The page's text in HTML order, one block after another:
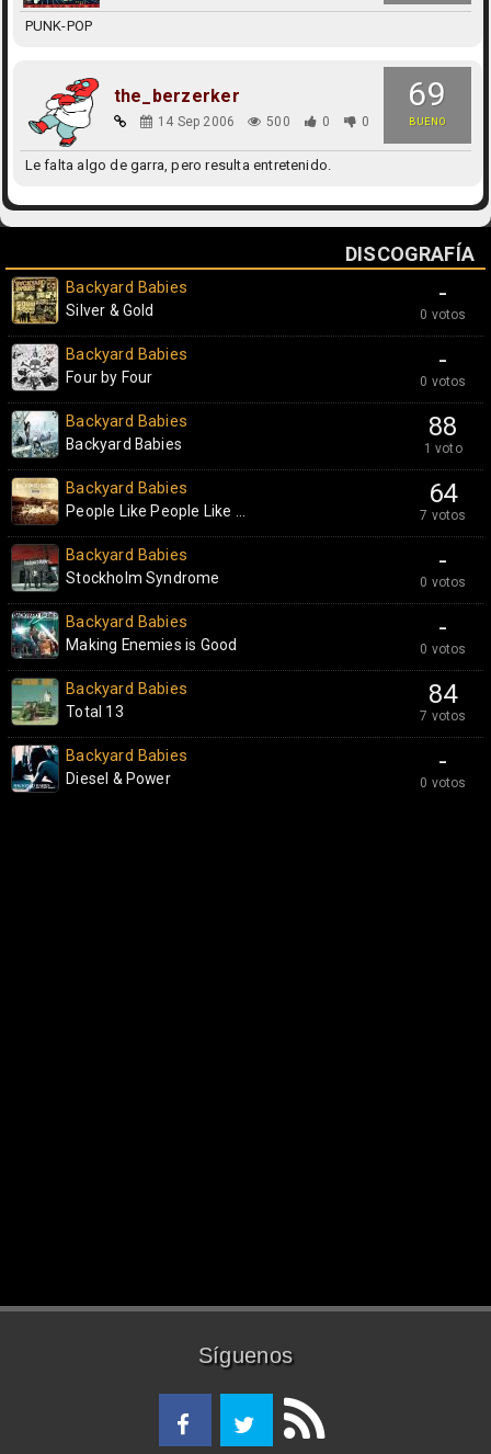
PUNK-POP
69
BUENO
the_berzerker
14 Sep 2006 500 0 0
Le falta algo de garra, pero resulta entretenido.
DISCOGRAFÍA
-
0 votos
Backyard Babies
Silver & Gold
-
0 votos
Backyard Babies
Four by Four
88
1 voto
Backyard Babies
Backyard Babies
64
7 votos
Backyard Babies
People Like People Like ...
-
0 votos
Backyard Babies
Stockholm Syndrome
-
0 votos
Backyard Babies
Making Enemies is Good
84
7 votos
Backyard Babies
Total 13
-
0 votos
Backyard Babies
Diesel & Power
Síguenos